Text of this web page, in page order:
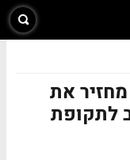
את
לתקופת